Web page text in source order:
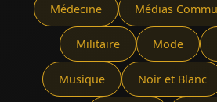
Médecine Médias
Militaire Mode
Musique Noir et Blanc